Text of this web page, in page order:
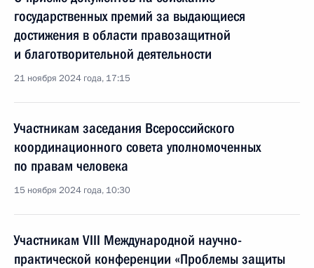
государственных премий за выдающиеся
достижения в области правозащитной
и благотворительной деятельности
21 ноября 2024 года, 17:15
Участникам заседания Всероссийского
координационного совета уполномоченных
по правам человека
15 ноября 2024 года, 10:30
Участникам VIII Международной научно-
практической конференции «Проблемы защиты